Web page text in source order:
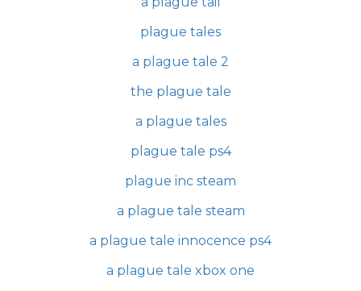
plague tales
a plague tale 2
the plague tale
a plague tales
plague tale ps4
plague inc steam
a plague tale steam
a plague tale innocence ps4
a plague tale xbox one